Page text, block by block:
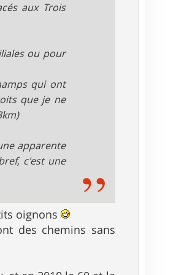
aux Trois
ou pour
qui ont
que je ne
apparente
c'est une
oignons
des chemins sans